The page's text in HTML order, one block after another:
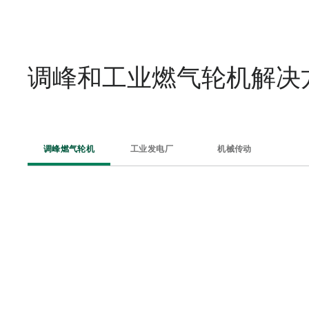
调峰和工业燃气轮机解决
调峰燃气轮机 工业发电厂 机械传动